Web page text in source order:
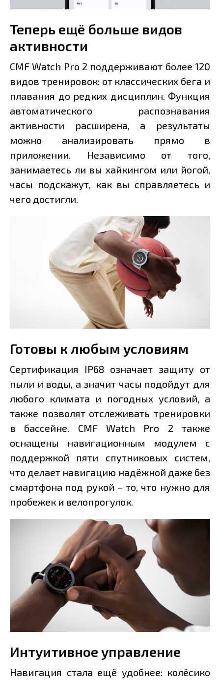
Теперь ещё больше видов
активности
CMF Watch Pro 2 поддерживают более 120
видов тренировок: от классических бега и
плавания до редких дисциплин. Функция
автоматического распознавания
активности расширена, а результаты
можно анализировать прямо в
приложении. Независимо от того,
занимаетесь ли вы хайкингом или йогой,
часы подскажут, как вы справляетесь и
чего достигли.
Готовы к любым условиям
Сертификация IP68 означает защиту от
пыли и воды, а значит часы подойдут для
любого климата и погодных условий, а
также позволят отслеживать тренировки
в бассейне. CMF Watch Pro 2 также
оснащены навигационным модулем с
поддержкой пяти спутниковых систем,
что делает навигацию надёжной даже без
смартфона под рукой – то, что нужно для
пробежек и велопрогулок.
Интуитивное управление
Навигация стала ещё удобнее: колёсико